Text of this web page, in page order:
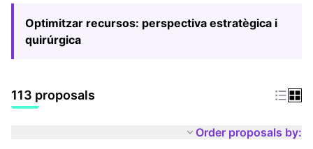
Optimitzar recursos: perspectiva estratègica i
quirúrgica
113 proposals
Order proposals by: